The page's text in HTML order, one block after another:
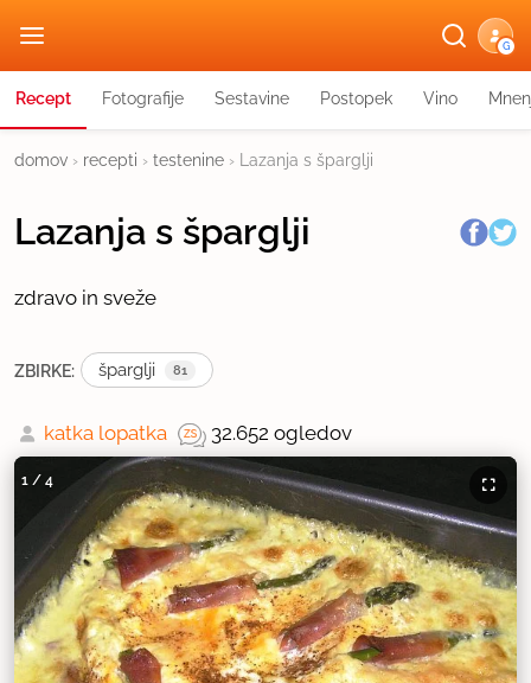
G
Recept Fotografije Sestavine Postopek Vino
domov › recepti › testenine › Lazanja s šparglji
Lazanja s šparglji
zdravo in sveže
ZBIRKE: šparglji 81
katka lopatka 32.652 ogledov
1 / 4